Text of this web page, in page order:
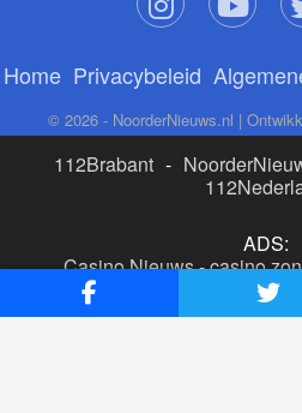
Home Privacybeleid
© 2026 - NoorderNieuws.nl |
112Brabant -
ADS:
Casino Nieuws-casino
buitenlandse site
beste